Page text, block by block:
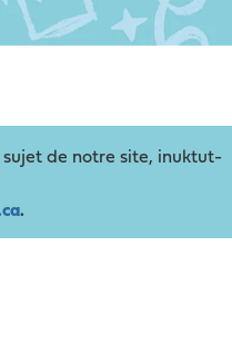
de notre site, inuktut-
.